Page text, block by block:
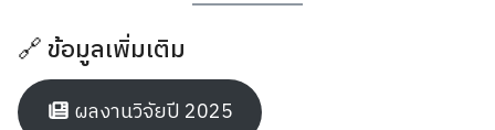
🔗 ข้อมูลเพิ่มเติม
ผลงานวิจัยปี 2025